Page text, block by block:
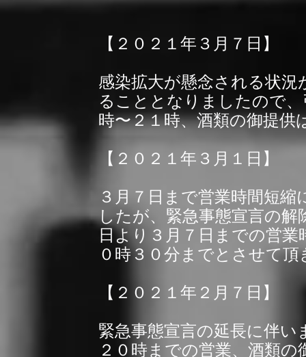
【２０２１年３月７日】
感染拡大が懸念される状況
ることとなりましたので
時〜２１時、酒類の御提
【２０２１年３月１日】
３月７日まで営業時間短
したが、緊急事態宣言の
日より３月７日までの営
０時３０分までとさせて頂
【２０２１年２月７日】
緊急事態宣言の延長に伴い
２０時までの営業、酒類